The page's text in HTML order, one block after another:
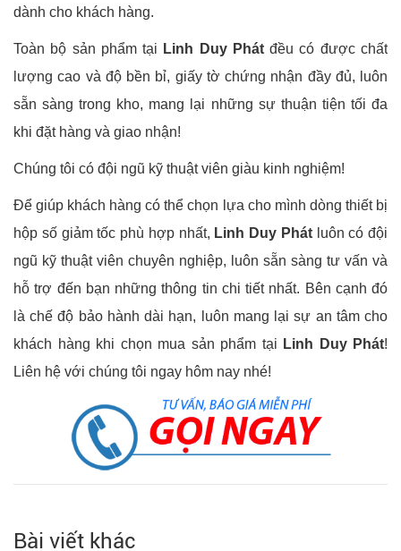
dành cho khách hàng.
Toàn bộ sản phẩm tại Linh Duy Phátđều có được chất
lượng cao và độ bền bỉ, giấy tờ chứng nhận đầy đủ, luôn
sẵn sàng trong kho, mang lại những sự thuận tiện tối đa
khi đặt hàng và giao nhận!
Chúng tôi có đội ngũ kỹ thuật viên giàu kinh nghiệm!
Để giúp khách hàng có thể chọn lựa cho mình dòng thiết bị
hộp số giảm tốc phù hợp nhất, Linh Duy Phátluôn có đội
ngũ kỹ thuật viên chuyên nghiệp, luôn sẵn sàng tư vấn và
hỗ trợ đến bạn những thông tin chi tiết nhất. Bên cạnh đó
là chế độ bảo hành dài hạn, luôn mang lại sự an tâm cho
khách hàng khi chọn mua sản phẩm tại Linh Duy Phát!
Liên hệ với chúng tôi ngay hôm nay nhé!
Bài viết khác